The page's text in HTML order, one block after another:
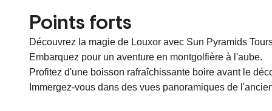
Points forts
Découvrez la magie de Louxor avec Sun Pyramids
Embarquez pour un aventure en montgolfière à l'aube.
Profitez d'une boisson rafraîchissante boire avant le
Immergez-vous dans des vues panoramiques de